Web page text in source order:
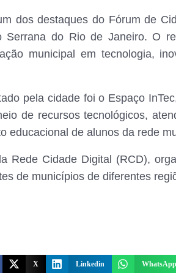
dos destaques do Fórum de
Serrana do Rio de Janeiro. O
municipal em tecnologia,
pela cidade foi o Espaço
de recursos tecnológicos,
educacional de alunos da rede
Rede Cidade Digital (RCD),
de municípios de diferentes
X Linkedin WhatsApp